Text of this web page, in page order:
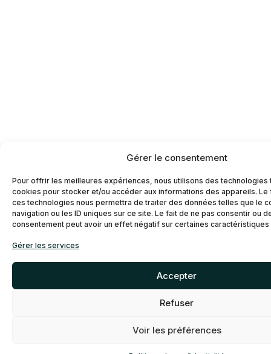
Gérer le consentement
Pour offrir les meilleures expériences, nous utilisons des technologies
cookies pour stocker et/ou accéder aux informations des appareils. Le
ces technologies nous permettra de traiter des données telles que le
navigation ou les ID uniques sur ce site. Le fait de ne pas consentir ou
consentement peut avoir un effet négatif sur certaines
Gérer les services
Accepter
Refuser
Voir les préférences